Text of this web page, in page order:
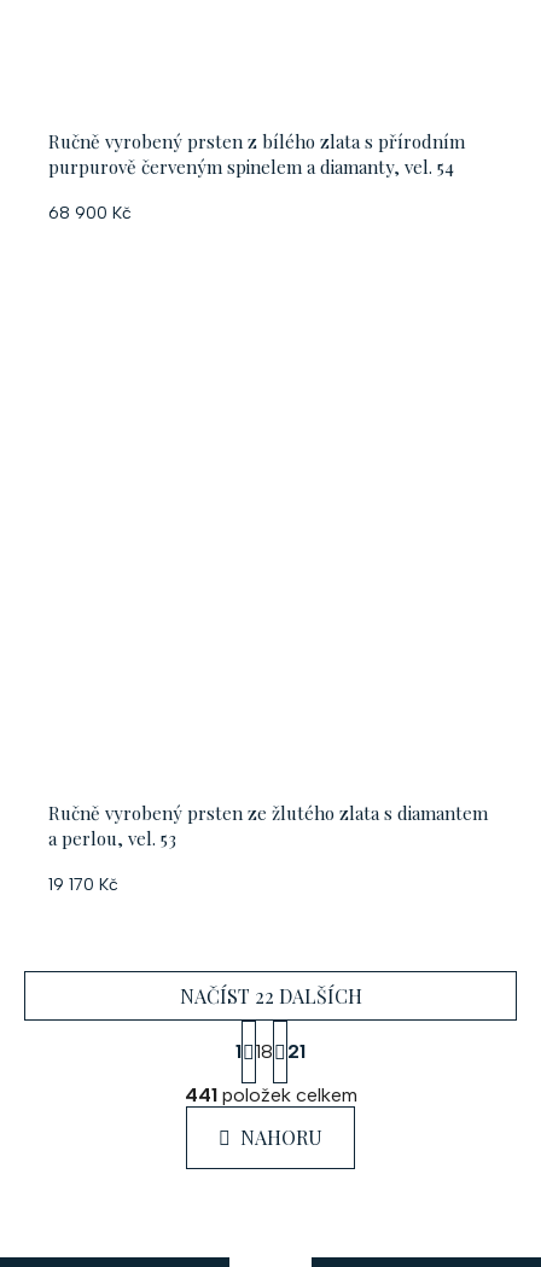
Ručně vyrobený prsten z bílého zlata s přírodním
purpurově červeným spinelem a diamanty, vel. 54
68 900 Kč
Ručně vyrobený prsten ze žlutého zlata s diamantem
a perlou, vel. 53
19 170 Kč
O
v
l
á
NAČÍST 22 DALŠÍCH
S
t
r
á
n
1 18
21
441položek celkem
NAHORU